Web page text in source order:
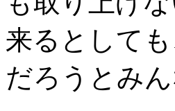
来るとして
だろうとみ